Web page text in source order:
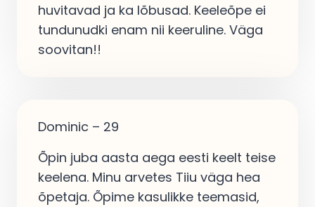
huvitavad ja ka lõbusad. Keeleõpe ei
tundunudki enam nii keeruline. Väga
soovitan!!
Dominic – 29
Õpin juba aasta aega eesti keelt teise
keelena. Minu arvetes Tiiu väga hea
õpetaja. Õpime kasulikke teemasid,